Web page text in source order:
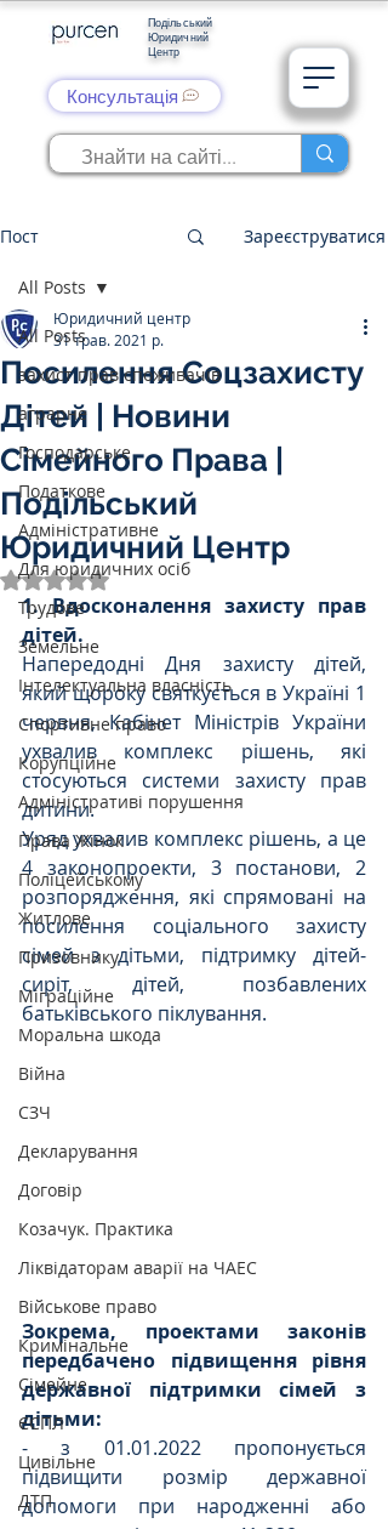
Подільський
Юридичний
Центр
Консультація
Пост Зареєструватися
All Posts
захист прав споживачів
аграрне
Господарське
Податкове
Адміністративне
Для юридичних осіб
Трудове
Земельне
Інтелектуальна власність
Спортивне право
Корупційне
Адміністративі порушення
Права Жінок
Поліцейському
Житлове
Призовнику
Міграційне
Моральна шкода
Війна
СЗЧ
Декларування
Договір
Козачук. Практика
Ліквідаторам аварії на ЧАЕС
Військове право
Кримінальне
Сімейне
ЄСПЛ
Цивільне
ДТП
All Posts
Посилення Соцзахисту
Дітей | Новини
Сімейного Права |
Подільський
Юридичний Центр
Юридичний центр
31 трав. 2021 р.
Оцінка: NaN з 5 зірок.
1. Вдосконалення захисту прав
дітей.
Напередодні Дня захисту дітей,
який щороку святкується в Україні 1
червня, Кабінет Міністрів України
ухвалив комплекс рішень, які
стосуються системи захисту прав
дитини.
Уряд ухвалив комплекс рішень, а це
4 законопроекти, 3 постанови, 2
розпорядження, які спрямовані на
посилення соціального захисту
сімей з дітьми, підтримку дітей-
сиріт, дітей, позбавлених
батьківського піклування.
Зокрема, проектами законів
передбачено підвищення рівня
державної підтримки сімей з
дітьми:
- з 01.01.2022 пропонується
підвищити розмір державної
допомоги при народженні або